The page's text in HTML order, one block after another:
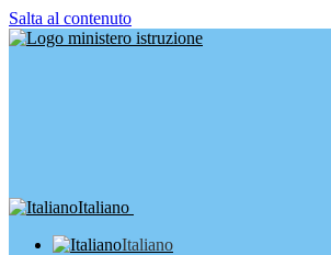
Salta al contenuto
Italiano
Italiano